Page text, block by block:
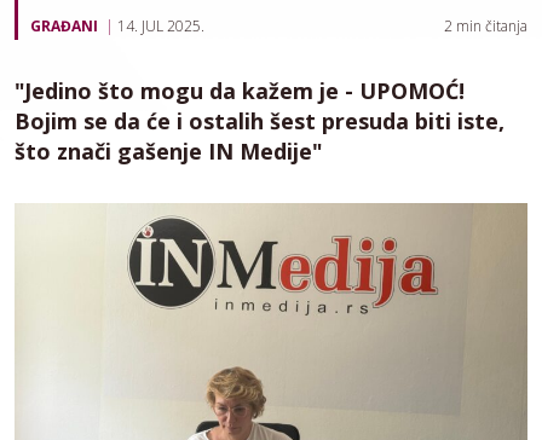
GRAĐANI 14. JUL 2025. 2 min čitanja
"Jedino što mogu da kažem je - UPOMOĆ!
Bojim se da će i ostalih šest presuda biti iste,
što znači gašenje IN Medije"